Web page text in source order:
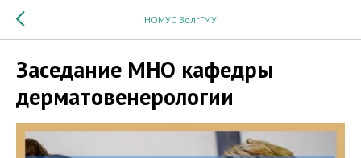
НОМУС ВолгГМУ
Заседание МНО кафедры
дерматовенерологии